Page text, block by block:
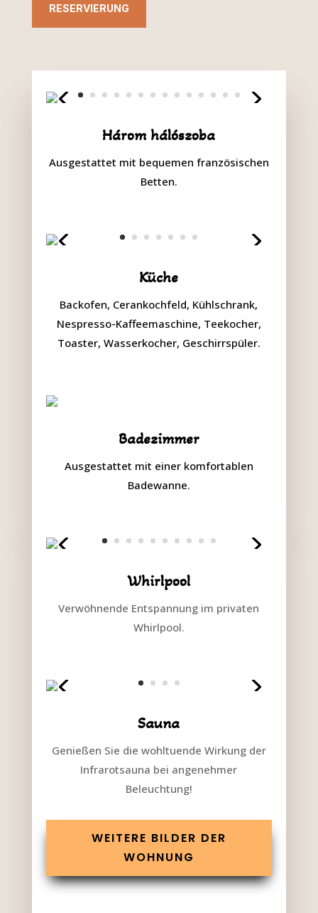
RESERVIERUNG
Három hálószoba
Ausgestattet mit bequemen französischen
Betten.
Küche
Backofen, Cerankochfeld, Kühlschrank,
Nespresso-Kaffeemaschine, Teekocher,
Toaster, Wasserkocher, Geschirrspüler.
Badezimmer
Ausgestattet mit einer komfortablen
Badewanne.
Whirlpool
Verwöhnende Entspannung im privaten
Whirlpool.
Sauna
Genießen Sie die wohltuende Wirkung der
Infrarotsauna bei angenehmer
Beleuchtung!
WEITERE BILDER DER
WOHNUNG